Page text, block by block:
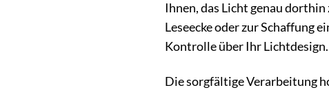
Ihnen, das Licht genau
Leseecke oder zur Schaffung
Kontrolle über Ihr Lichtdesign.
Die sorgfältige Verarbeitung